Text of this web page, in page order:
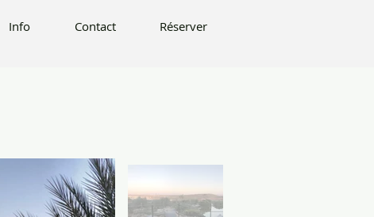
Réserver
Info Contact Réserver